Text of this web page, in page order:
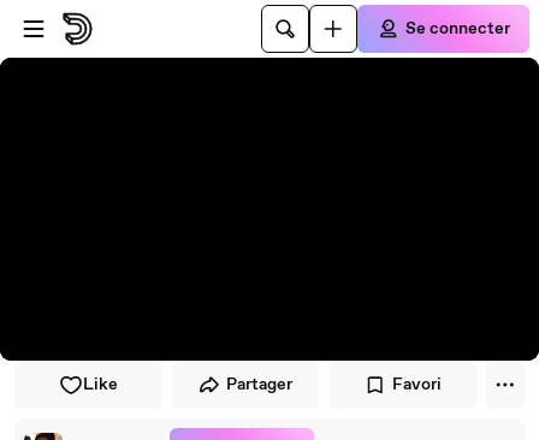
Passer au player
Passer au contenu principal
Se connecter
Like Partager Favori